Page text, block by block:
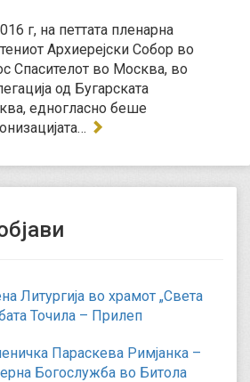
г, на петтата пленарна
Архиерејски Собор во
Спасителот во Москва, во
од Бугарската
едногласно беше
Литургија во храмот „Света
Точила – Прилеп
Параскева Римјанка –
Богослужба во Битола